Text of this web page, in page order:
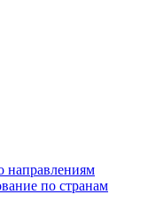
направлениям
по странам